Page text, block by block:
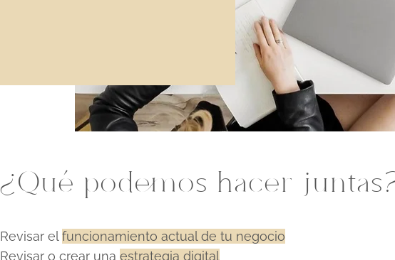
¿Qué podemos hacer
Revisar elfuncionamiento actual de tu negocio
Revisar o crear una estrategia digital